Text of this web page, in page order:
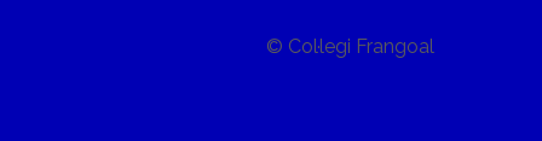
© Col·legi Frangoal